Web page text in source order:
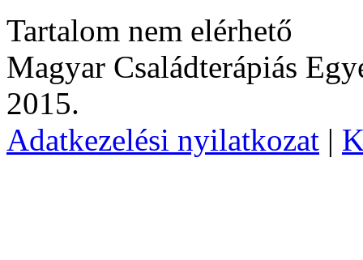
Tartalom nem elérhető
Magyar Családterápiás
2015.
Adatkezelési nyilatkozat |